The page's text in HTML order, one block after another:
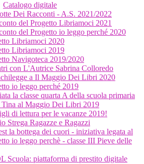
Catalogo digitale
Dei Racconti - A.S. 2021/2022
del Progetto Libriamoci 2021
del Progetto io leggo perché 2020
Libriamoci 2020
Libriamoci 2019
Navigoteca 2019/2020
con L'Autrice Sabrina Colloredo
a Il Maggio Dei Libri 2020
io leggo perché 2019
la classe quarta A della scuola primaria
al Maggio Dei Libri 2019
di lettura per le vacanze 2019!
Strega Ragazze e Ragazzi
la bottega dei cuori - iniziativa legata al
io leggo perchè - classe III Pieve delle
Scuola: piattaforma di prestito digitale